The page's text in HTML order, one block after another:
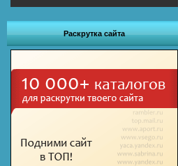
Раскрутка сайта